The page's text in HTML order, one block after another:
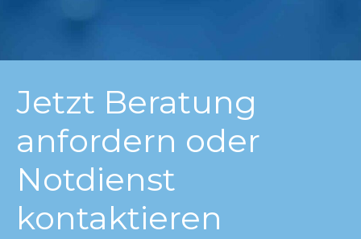
Jetzt Beratung
anfordern oder
Notdienst
kontaktieren